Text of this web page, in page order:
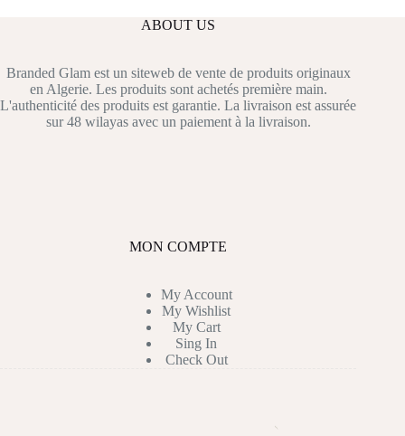
ABOUT US
Branded Glam est un siteweb de vente de produits originaux
en Algerie. Les produits sont achetés première main.
L'authenticité des produits est garantie. La livraison est assurée
sur 48 wilayas avec un paiement à la livraison.
MON COMPTE
My Account
My Wishlist
My Cart
Sing In
Check Out